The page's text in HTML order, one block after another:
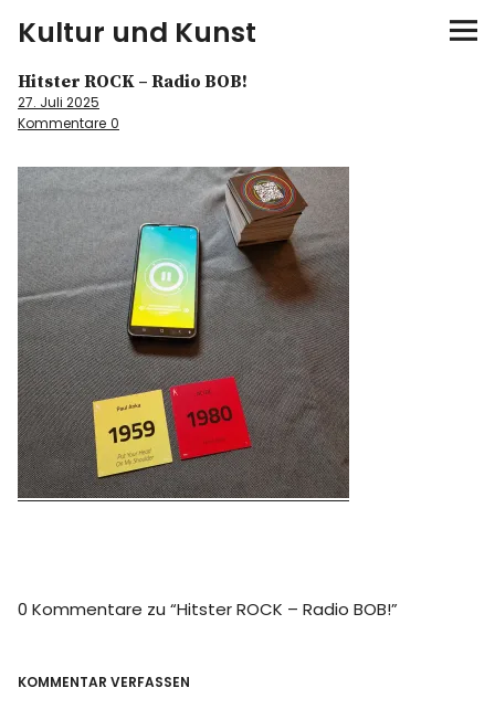
Kultur und Kunst
kultur & kunst
Spiele
Konzerte
Museen bei…
Bloggerreisen
Über mich
Hitster ROCK – Radio BOB!
27. Juli 2025
Kommentare 0
0 Kommentare zu “Hitster ROCK – Radio BOB!”
KOMMENTAR VERFASSEN